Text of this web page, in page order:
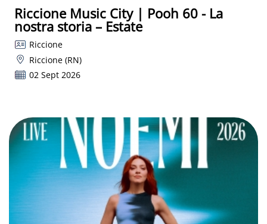
Riccione Music City | Pooh 60 - La
nostra storia – Estate
Riccione
Riccione (RN)
02 Sept 2026